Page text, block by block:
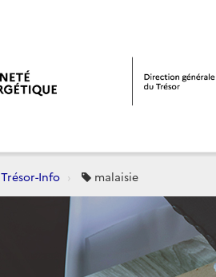
Trésor-Info malaisie